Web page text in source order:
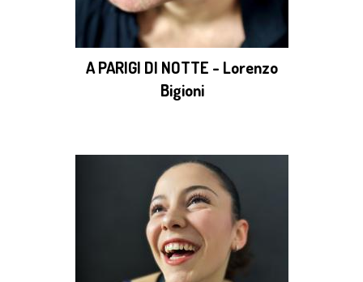
A PARIGI DI NOTTE - Lorenzo
Bigioni